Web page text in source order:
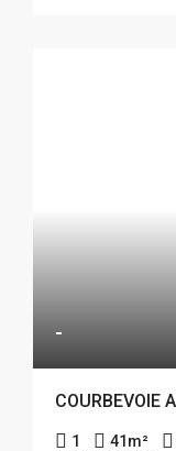
-
COURBEVOIE
1 41 m²